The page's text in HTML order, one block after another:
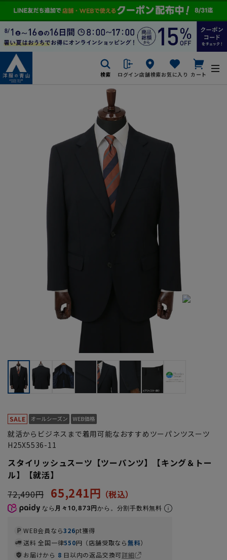
検索 ログイン店舗検索お気に入り カート
就活からビジネスまで着用可能なおすすめツーパンツスーツ
H25X5536-11
スタイリッシュスーツ【ツーパンツ】【キング＆トー
ル】【就活】
72,490円
65,241円
なら 月々10,873円から。分割手数料無料
WEB会員なら326pt獲得
送料 全国一律550円（店舗受取なら無料）
お届けから 8 日以内の返品交換可詳細